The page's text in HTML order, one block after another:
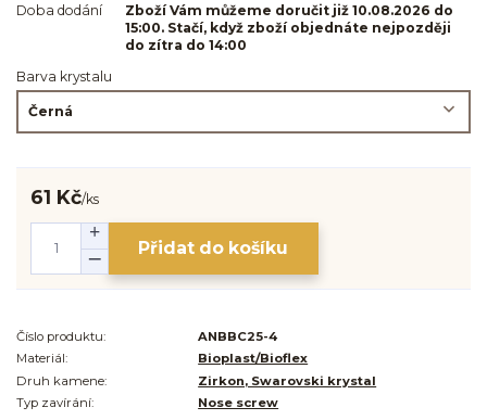
Doba dodání
Zboží Vám můžeme doručit již 10.08.2026 do
15:00. Stačí, když zboží objednáte nejpozději
do zítra do 14:00
Barva krystalu
61 Kč/ks
Přidat do košíku
Číslo produktu:
ANBBC25-4
Materiál:
Bioplast/Bioflex
Druh kamene:
Zirkon, Swarovski krystal
Typ zavírání:
Nose screw